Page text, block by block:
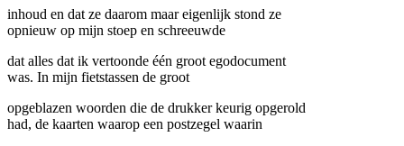
inhoud en dat ze daarom maar eigenlijk stond ze
opnieuw op mijn stoep en schreeuwde
dat alles dat ik vertoonde één groot egodocument
was. In mijn fietstassen de groot
opgeblazen woorden die de drukker keurig opgerold
had, de kaarten waarop een postzegel waarin